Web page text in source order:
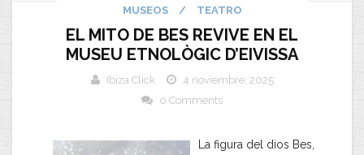
MUSEOS
/ TEATRO
EL MITO DE BES REVIVE EN EL
MUSEU ETNOLÒGIC D’EIVISSA
Ibiza Click
4 noviembre, 2025
0 Comments
La figura del dios Bes,